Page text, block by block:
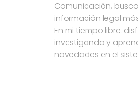
Comunicación,
información legal
En mi tiempo libre,
investigando y
novedades en el